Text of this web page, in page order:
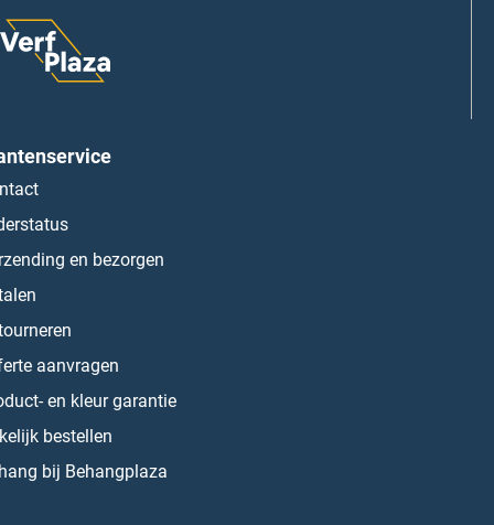
en bezorgen
aanvragen
en kleur garantie
bestellen
bij Behangplaza